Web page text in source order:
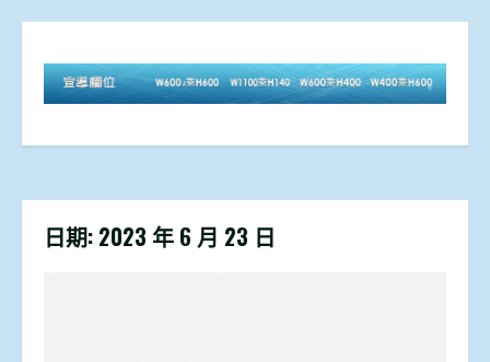
日期: 2023 年 6 月 23 日